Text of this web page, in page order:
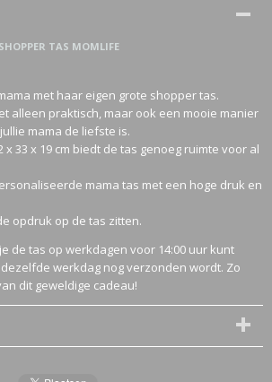
TAS MOMLIFE
met haar eigen grote shopper tas.
alleen praktisch, maar ook een mooie manier
mama de liefste is.
33 x 19 cm biedt de tas genoeg ruimte voor al
mama tas met een hoge druk en
opdruk op de tas zitten.
de tas op werkdagen voor 14:00 uur kunt
werkdag nog verzonden wordt. Zo
dit geweldige cadeau!